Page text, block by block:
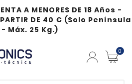
A MENORES DE 18 Años -
PARTIR DE 40 € (Solo Península
- Máx. 25 Kg.)
0